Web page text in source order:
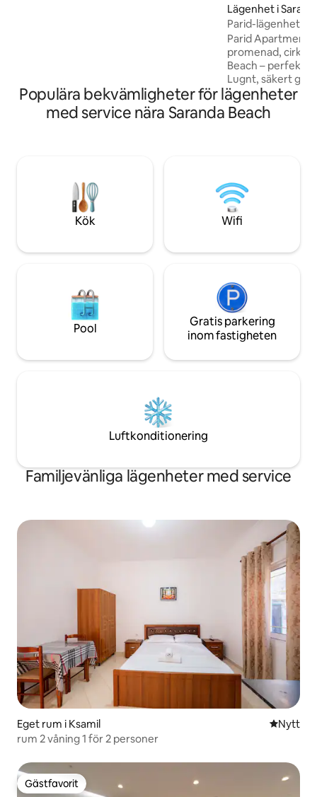
Lägenhet i
Parid-lägenheter
Parid
promenad, cirka
Beach – perfekt
Lugnt, säkert
kaféer och
promenad till
balkong, en
parkeringsplatser. Kan tillhandahålla
bil att hyra för en
Populära bekvämligheter för lägenheter
med service nära Saranda Beach
Kök Wifi
Pool
Gratis parkering
inom fastigheten
Luftkonditionering
Familjevänliga lägenheter med service
Eget rum i Ksamil NyttNytt
rum 2 våning 1 för 2 personer
Gästfavorit
Gästfavorit